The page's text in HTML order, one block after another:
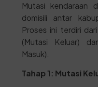
Mutasi kendaraan
domisili antar
Proses ini terdiri
(Mutasi Keluar)
Masuk).
Tahap 1: Mutasi